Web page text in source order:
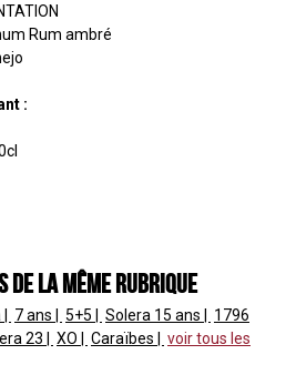
Rum ambré
:
de la même rubrique
7 ans 5+5 Solera 15 ans
1796
23 XO Caraïbes
voir tous les